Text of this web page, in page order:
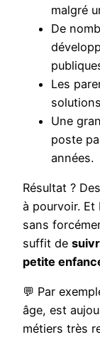
malgré
De
Les
Une
poste
années.
Résultat ?
à pourvoir. Et
sans
suffit de
petite
💬 Par
âge, est
métiers très